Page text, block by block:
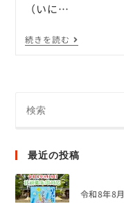
（いに…
続きを読む
最近の投稿
令和8年8